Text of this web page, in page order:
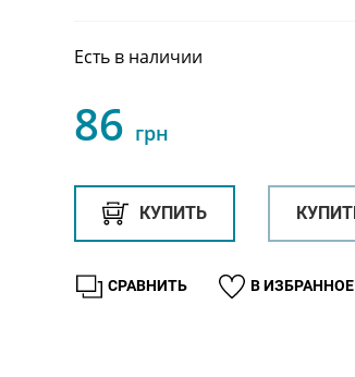
Есть в наличии
86 грн
КУПИТЬ
В ИЗБРАННОЕ
СРАВНИТЬ